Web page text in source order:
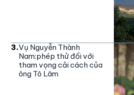
3.Vụ Nguyễn Thành
Nam:phép thử đối với
tham vọng cải cách của
ông Tô Lâm